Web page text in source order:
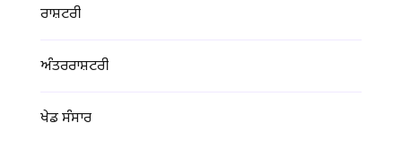
ਰਾਸ਼ਟਰੀ
ਅੰਤਰਰਾਸ਼ਟਰੀ
ਖੇਡ ਸੰਸਾਰ